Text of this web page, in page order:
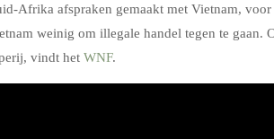
Afrika afspraken gemaakt met Vietnam,
weinig om illegale handel tegen te gaan.
vindt het WNF.